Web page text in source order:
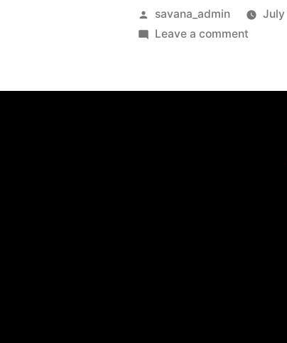
savana_admin July
Leave a comment